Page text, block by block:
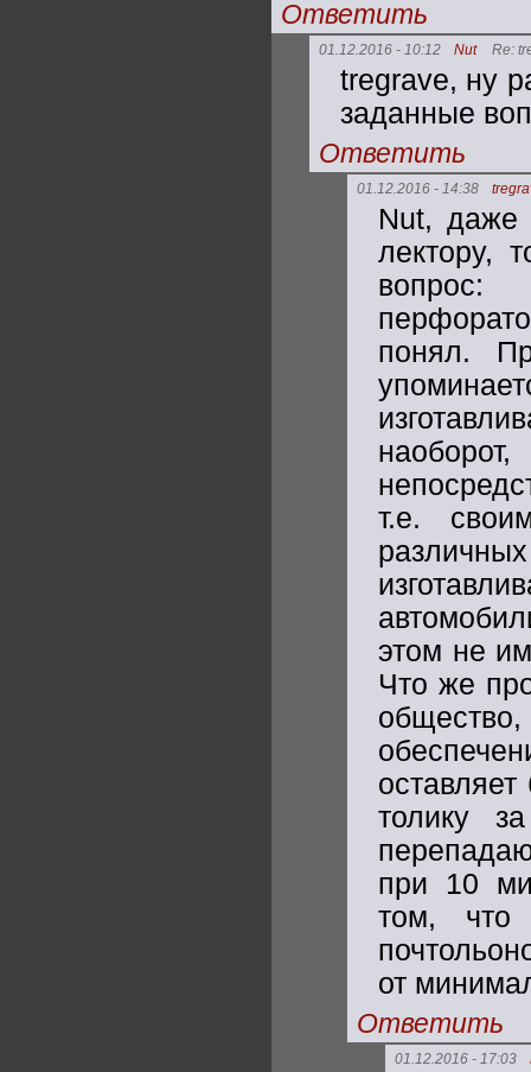
Ответить
01.12.2016 - 10:12 Nut Re:
tregrave, ну
заданные
Ответить
01.12.2016 - 14:38
Nut, даже
лектору,
понял.
т.е.
этом не
Что же
толику
при 10
том, что
от
Ответить
01.12.2016 - 17:03